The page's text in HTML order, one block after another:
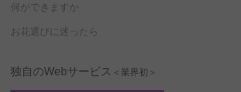
何ができますか
お花選びに迷ったら
独自のWebサービス ＜業界初＞